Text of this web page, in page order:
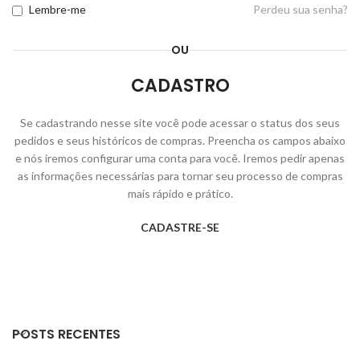
Perdeu sua senha?
Lembre-me
OU
CADASTRO
Se cadastrando nesse site você pode acessar o status dos seus
pedidos e seus históricos de compras. Preencha os campos abaixo
e nós iremos configurar uma conta para você. Iremos pedir apenas
as informações necessárias para tornar seu processo de compras
mais rápido e prático.
CADASTRE-SE
POSTS RECENTES